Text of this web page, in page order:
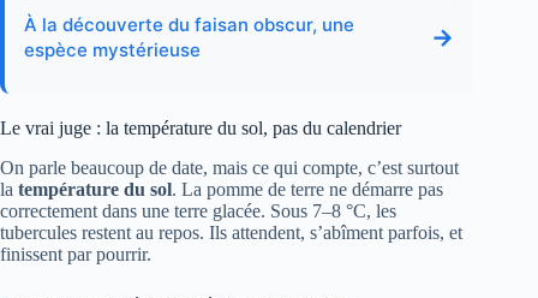
À la découverte du faisan obscur, une
espèce mystérieuse
→
Le vrai juge : la température du sol, pas du calendrier
On parle beaucoup de date, mais ce qui compte, c’est surtout
la température du sol. La pomme de terre ne démarre pas
correctement dans une terre glacée. Sous 7–8 °C, les
tubercules restent au repos. Ils attendent, s’abîment parfois, et
finissent par pourrir.